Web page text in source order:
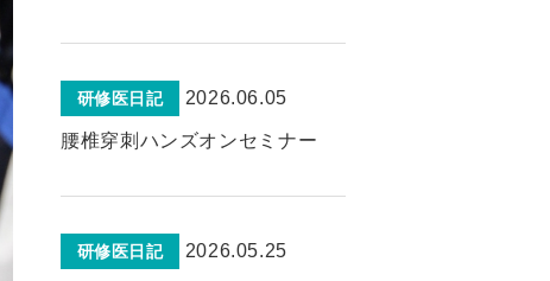
研修医日記 2026.06.05
腰椎穿刺ハンズオンセミナー
研修医日記 2026.05.25